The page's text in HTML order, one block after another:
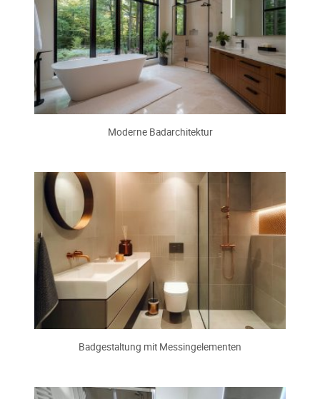
Moderne Badarchitektur
Badgestaltung mit Messingelementen